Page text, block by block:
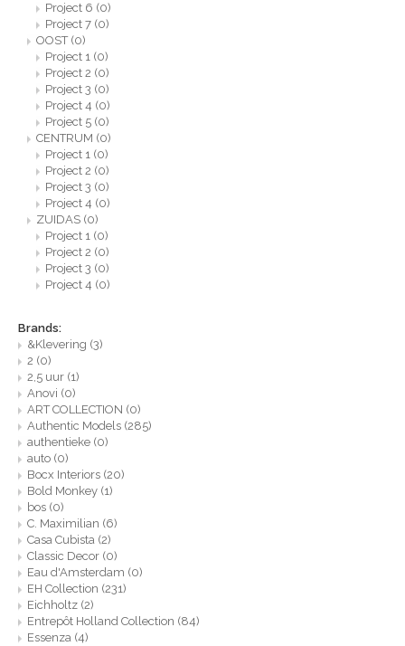
Project 6 (0)
Project 7 (0)
OOST (0)
Project 1 (0)
Project 2 (0)
Project 3 (0)
Project 4 (0)
Project 5 (0)
CENTRUM (0)
Project 1 (0)
Project 2 (0)
Project 3 (0)
Project 4 (0)
ZUIDAS (0)
Project 1 (0)
Project 2 (0)
Project 3 (0)
Project 4 (0)
Brands:
&Klevering (3)
2 (0)
2,5 uur (1)
Anovi (0)
ART COLLECTION (0)
Authentic Models (285)
authentieke (0)
auto (0)
Bocx Interiors (20)
Bold Monkey (1)
bos (0)
C. Maximilian (6)
Casa Cubista (2)
Classic Decor (0)
Eau d'Amsterdam (0)
EH Collection (231)
Eichholtz (2)
Entrepôt Holland Collection (84)
Essenza (4)